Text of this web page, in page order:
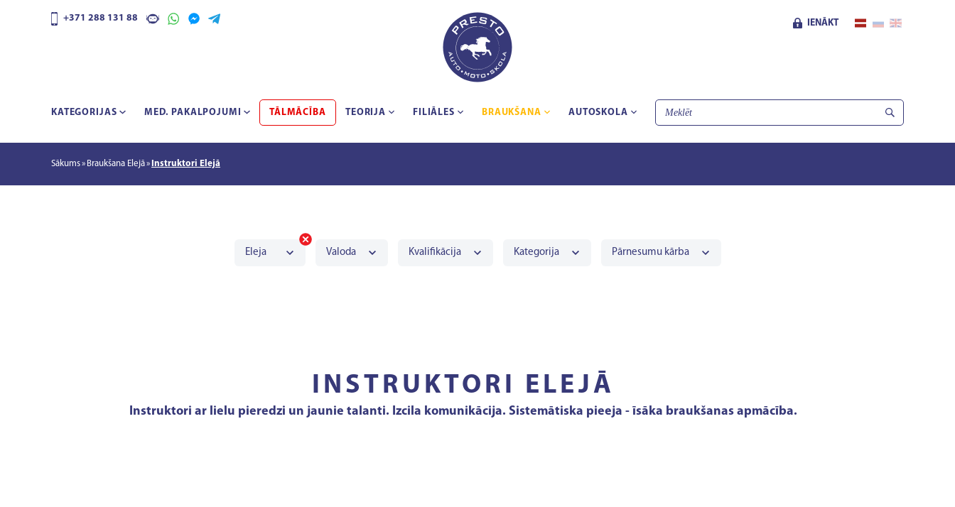
+371 288 131 88
IENĀKT
KATEGORIJAS MED. PAKALPOJUMI TĀLMĀCĪBA TEORIJA FILIĀLES BRAUKŠANA AUTOSKOLA
Sākums Braukšana Elejā Instruktori Elejā
Eleja Valoda Kvalifikācija Kategorija Pārnesumu kārba
INSTRUKTORI ELEJĀ
Instruktori ar lielu pieredzi un jaunie talanti. Izcila komunikācija. Sistemātiska pieeja - īsāka braukšanas apmācība.